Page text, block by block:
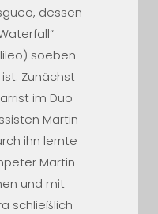
dessen
soeben
Zunächst
im Duo
Martin
ihn lernte
Martin
und mit
schließlich